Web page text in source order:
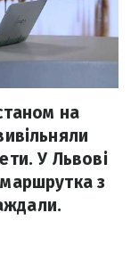
на
У Львові
з